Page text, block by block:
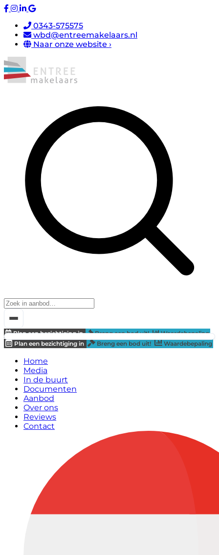
0343-575575
wbd@entreemakelaars.nl
Naar onze website ›
Plan een bezichtiging in Breng een bod uit!
Waardebepaling
Plan een bezichtiging in
Breng een bod uit! Waardebepaling
Home
Media
In de buurt
Documenten
Aanbod
Over ons
Reviews
Contact